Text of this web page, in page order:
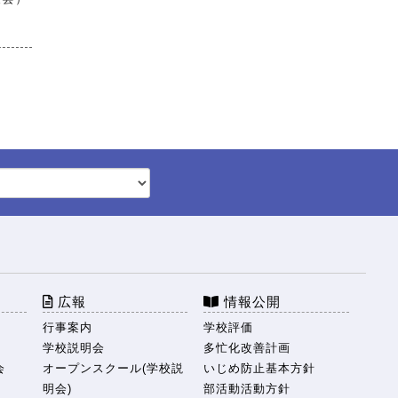
広報
行事案内
学校説明会
オープンスクール(学校説
明会)
情報公開
学校評価
多忙化改善計画
いじめ防止基本方針
部活動活動方針